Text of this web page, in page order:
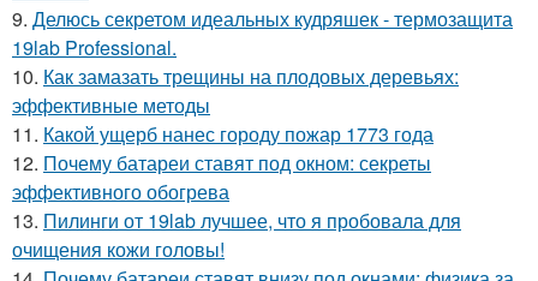
9. Делюсь секретом идеальных кудряшек - термозащита
19lab Professional.
10. Как замазать трещины на плодовых деревьях:
эффективные методы
11. Какой ущерб нанес городу пожар 1773 года
12. Почему батареи ставят под окном: секреты
эффективного обогрева
13. Пилинги от 19lab лучшее, что я пробовала для
очищения кожи головы!